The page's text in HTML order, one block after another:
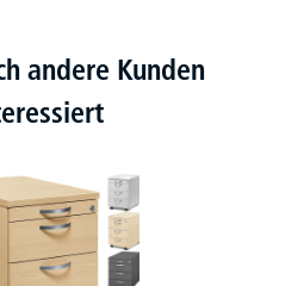
andere Kunden